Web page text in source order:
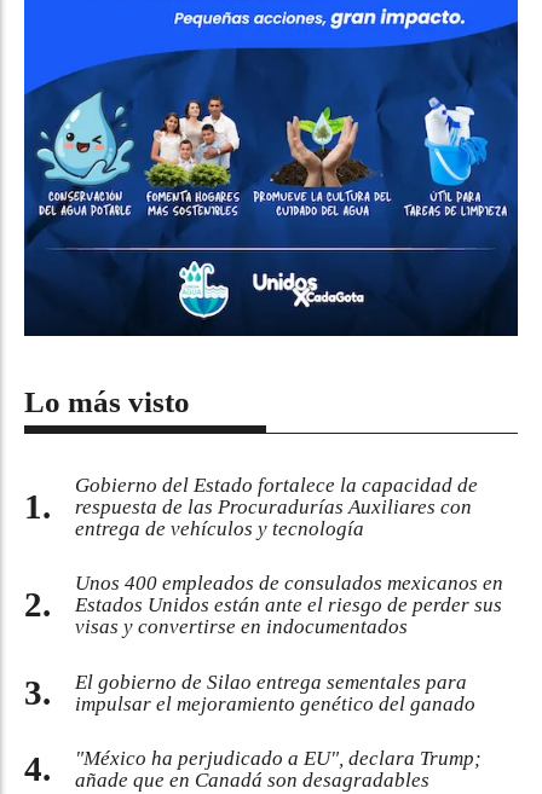
Lo más visto
Gobierno del Estado fortalece la capacidad de
respuesta de las Procuradurías Auxiliares con
entrega de vehículos y tecnología
Unos 400 empleados de consulados mexicanos en
Estados Unidos están ante el riesgo de perder sus
visas y convertirse en indocumentados
El gobierno de Silao entrega sementales para
impulsar el mejoramiento genético del ganado
"México ha perjudicado a EU", declara Trump;
añade que en Canadá son desagradables